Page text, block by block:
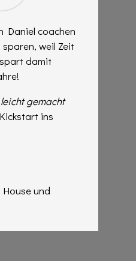
Daniel coachen
weil Zeit
damit
gemacht
ins
House und